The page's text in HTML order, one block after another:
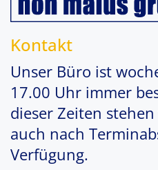
Kontakt
Unser Büro ist
17.00 Uhr immer
dieser Zeiten
auch nach
Verfügung.